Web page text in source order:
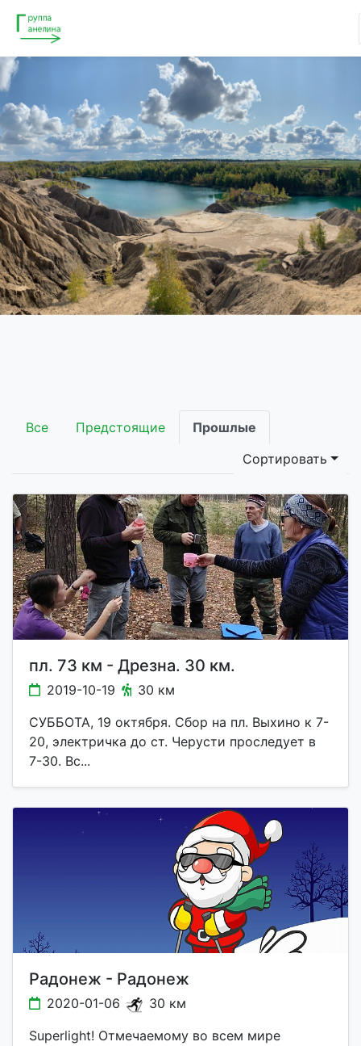
Все Предстоящие
Прошлые
Сортировать
пл. 73 км - Дрезна. 30 км.
2019-10-19
30 км
СУББОТА, 19 октября. Сбор на пл. Выхино к 7-
20, электричка до ст. Черусти проследует в
7-30. Вс...
Радонеж - Радонеж
2020-01-06
30 км
Superlight! Отмечаемому во всем мире